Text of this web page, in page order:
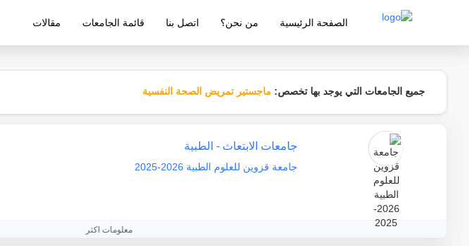
شركة معتمدة من قبل وزارة التربية والتعليم الإيرانية
الصفحة الرئيسية من نحن؟ اتصل بنا قائمة الجامعات مقالات
جميع الجامعات التي يوجد بها تخصص: ماجستير تمريض الصحة النفسية
جامعات الابتعاث - الطبية
جامعة قزوين للعلوم الطبية 2026-2025
معلومات اكثر